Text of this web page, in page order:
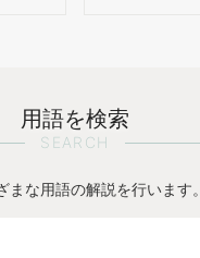
用語を検索
SEARCH
な用語の解説を行います。